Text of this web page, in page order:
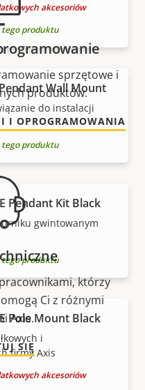
akcesoriów
tego produktu
Wall Mount
do instalacji
tego produktu
Pendant Kit Black
gwintowanym
tego produktu
Pole Mount Black
i
firmy Axis
akcesoriów
sprzętowe i
produktów.
I OPROGRAMOWANIA
którzy
Ci z różnymi
Axis.
SIĘ